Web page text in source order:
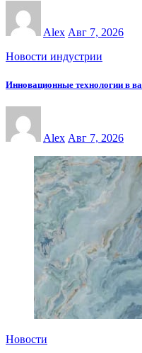
Alex Авг 7, 2026
Новости индустрии
Инновационные технологии в
Alex Авг 7, 2026
Новости